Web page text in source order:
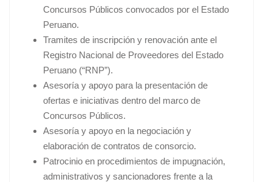
Concursos Públicos convocados por el Estado
Peruano.
Tramites de inscripción y renovación ante el
Registro Nacional de Proveedores del Estado
Peruano (“RNP”).
Asesoría y apoyo para la presentación de
ofertas e iniciativas dentro del marco de
Concursos Públicos.
Asesoría y apoyo en la negociación y
elaboración de contratos de consorcio.
Patrocinio en procedimientos de impugnación,
administrativos y sancionadores frente a la